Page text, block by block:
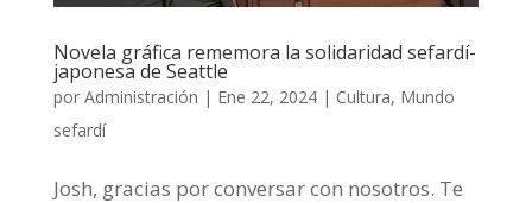
Novela gráfica rememora la solidaridad sefardí-
japonesa de Seattle
por Administración | Ene 22, 2024| Cultura, Mundo
sefardí
Josh, gracias por conversar con nosotros. Te